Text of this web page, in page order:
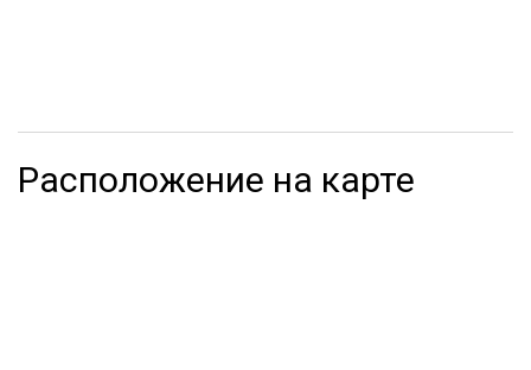
Расположение на карте